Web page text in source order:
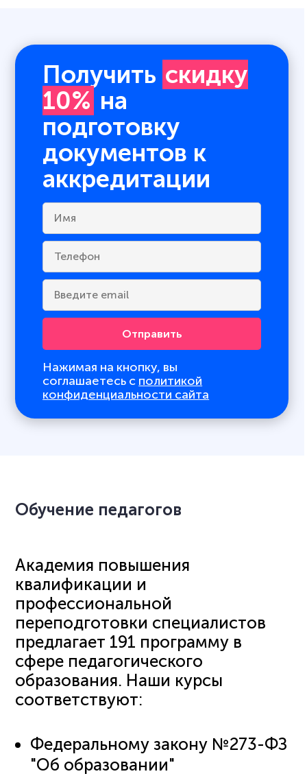
Получить скидку
10% на
подготовку
документов к
аккредитации
Отправить
Нажимая на кнопку, вы
соглашаетесь с политикой
конфиденциальности сайта
Обучение педагогов
Академия повышения
квалификации и
профессиональной
переподготовки специалистов
предлагает 191 программу в
сфере педагогического
образования. Наши курсы
соответствуют:
Федеральному закону №273-ФЗ
"Об образовании"